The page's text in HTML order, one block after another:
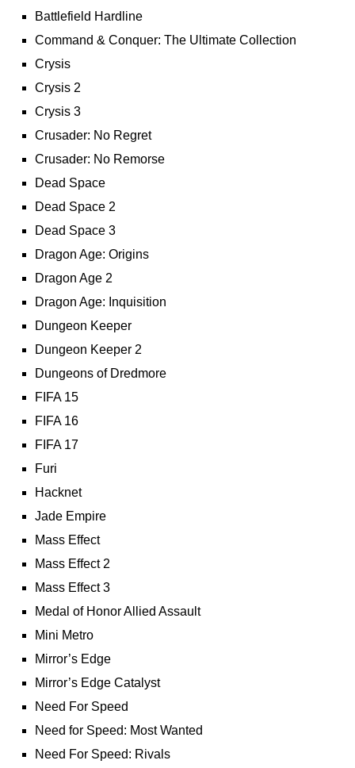
Battlefield Hardline
Command & Conquer: The Ultimate Collection
Crysis
Crysis 2
Crysis 3
Crusader: No Regret
Crusader: No Remorse
Dead Space
Dead Space 2
Dead Space 3
Dragon Age: Origins
Dragon Age 2
Dragon Age: Inquisition
Dungeon Keeper
Dungeon Keeper 2
Dungeons of Dredmore
FIFA 15
FIFA 16
FIFA 17
Furi
Hacknet
Jade Empire
Mass Effect
Mass Effect 2
Mass Effect 3
Medal of Honor Allied Assault
Mini Metro
Mirror’s Edge
Mirror’s Edge Catalyst
Need For Speed
Need for Speed: Most Wanted
Need For Speed: Rivals